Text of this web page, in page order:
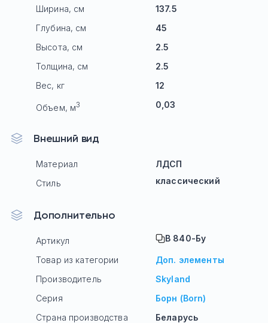
Ширина, см
137.5
Глубина, см
45
Высота, см
2.5
Толщина, см
2.5
Вес, кг
12
Объем, м3 0,03
Внешний вид
Материал
ЛДСП
Стиль
классический
Дополнительно
Артикул B 840-Бу
Товар из категории
Доп. элементы
Производитель
Skyland
Серия
Борн (Born)
Страна производства
Беларусь